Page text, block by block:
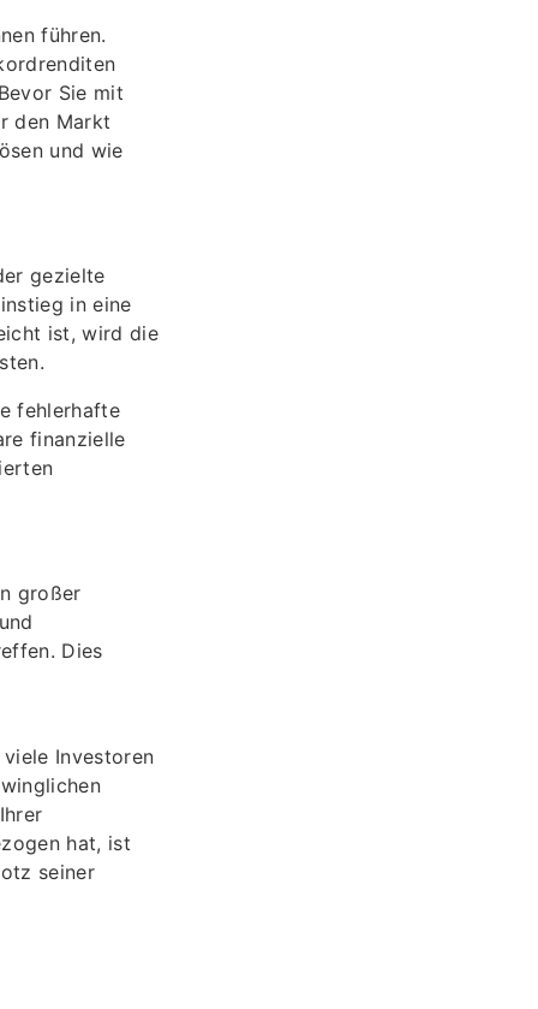
führen.
Sie mit
den Markt
und wie
gezielte
in eine
ist, wird die
fehlerhafte
finanzielle
großer
Dies
Investoren
hat, ist
seiner